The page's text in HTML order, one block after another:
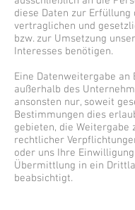
diese Daten zur Erfüllung
vertraglichen und
bzw. zur Umsetzung
Interesses benötigen.
Eine Datenweitergabe an
außerhalb des
ansonsten nur, soweit
Bestimmungen dies
gebieten, die Weitergabe
rechtlicher
oder uns Ihre
Übermittlung in ein
beabsichtigt.